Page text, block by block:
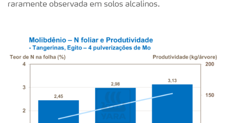
raramente observada em solos alcalinos.